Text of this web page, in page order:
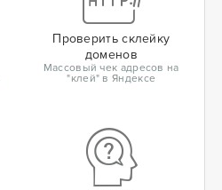
Проверить склейку
доменов
Массовый чек адресов на
"клей" в Яндексе